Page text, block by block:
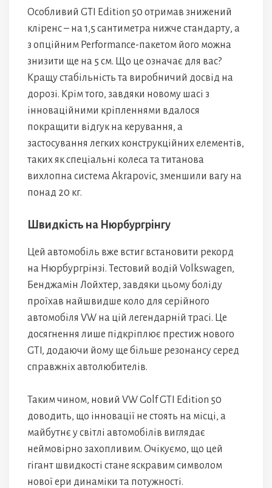
Особливий GTI Edition 50 отримав знижений
кліренс – на 1,5 сантиметра нижче стандарту, а
з опційним Performance-пакетом його можна
знизити ще на 5 см. Що це означає для вас?
Кращу стабільність та виробничий досвід на
дорозі. Крім того, завдяки новому шасі з
інноваційними кріпленнями вдалося
покращити відгук на керування, а
застосування легких конструкційних елементів,
таких як спеціальні колеса та титанова
вихлопна система Akrapovic, зменшили вагу на
понад 20 кг.
Швидкість на Нюрбургрінгу
Цей автомобіль вже встиг встановити рекорд
на Нюрбургрінзі. Тестовий водій Volkswagen,
Бенджамін Лойхтер, завдяки цьому боліду
проїхав найшвидше коло для серійного
автомобіля VW на цій легендарній трасі. Це
досягнення лише підкріплює престиж нового
GTI, додаючи йому ще більше резонансу серед
справжніх автолюбителів.
Таким чином, новий VW Golf GTI Edition 50
доводить, що інновації не стоять на місці, а
майбутнє у світлі автомобілів виглядає
неймовірно захопливим. Очікуємо, що цей
гігант швидкості стане яскравим символом
нової ери динаміки та потужності.